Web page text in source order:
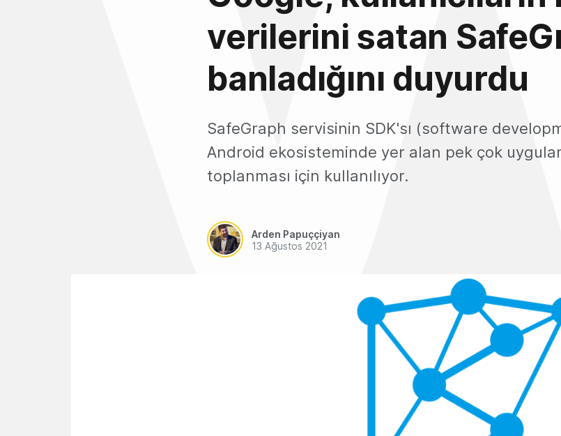
verilerini satan
banladığını duyurdu
SafeGraph servisinin SDK'sı (software
Android ekosisteminde yer alan pek çok
toplanması için kullanılıyor.
Arden Papuççiyan
13 Ağustos 2021